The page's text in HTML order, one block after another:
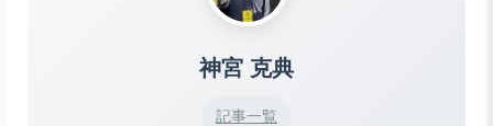
神宮 克典
記事一覧